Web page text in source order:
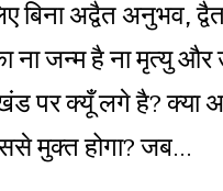
बिना अद्वैत अनुभव,
ना जन्म है ना मृत्यु
खंड पर क्यूँ लगे है?
मुक्त होगा? जब...